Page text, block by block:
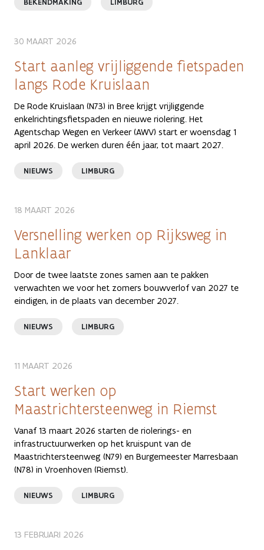
BEKENDMAKING LIMBURG
30 MAART 2026
Start aanleg vrijliggende fietspaden
langs Rode Kruislaan
De Rode Kruislaan (N73) in Bree krijgt vrijliggende
enkelrichtingsfietspaden en nieuwe riolering. Het
Agentschap Wegen en Verkeer (AWV) start er woensdag 1
april 2026. De werken duren één jaar, tot maart 2027.
NIEUWS LIMBURG
18 MAART 2026
Versnelling werken op Rijksweg in
Lanklaar
Door de twee laatste zones samen aan te pakken
verwachten we voor het zomers bouwverlof van 2027 te
eindigen, in de plaats van december 2027.
NIEUWS LIMBURG
11 MAART 2026
Start werken op
Maastrichtersteenweg in Riemst
Vanaf 13 maart 2026 starten de riolerings- en
infrastructuurwerken op het kruispunt van de
Maastrichtersteenweg (N79) en Burgemeester Marresbaan
(N78) in Vroenhoven (Riemst).
NIEUWS LIMBURG
13 FEBRUARI 2026